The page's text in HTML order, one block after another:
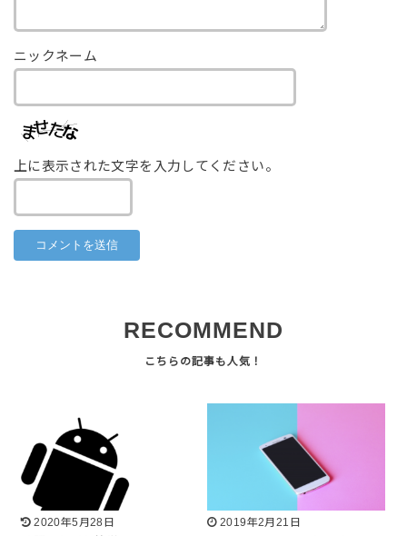
ニックネーム
上に表示された文字を入力してください。
RECOMMEND
2020年5月28日
2019年2月21日